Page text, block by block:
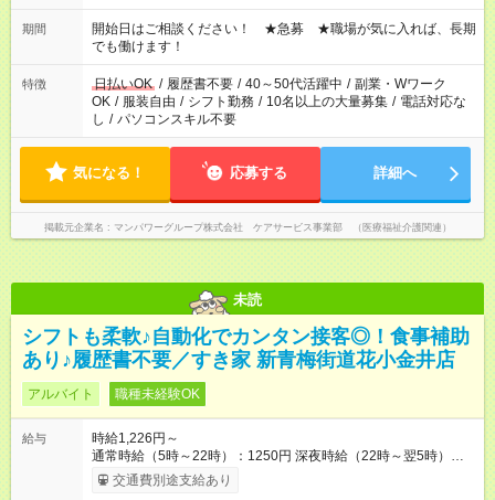
場合、他のお仕事と合わせ週40時間超の就業はご案内できませ
ん ※法令に基づき、週20時間以上勤務は社会保険への加入対象
となります ※労働者派遣法（日雇い派遣の原則禁止）により、
短時間・短期間の就業はご案内が難しい場合があります
期間
開始日はご相談ください！ ★急募 ★職場が気に入れば、長期
でも働けます！
特徴 日払いOK / 履歴書不要 / 40～50代活躍中 / 副業・Wワーク
OK / 服装自由 / シフト勤務 / 10名以上の大量募集 / 電話対応な
し / パソコンスキル不要
気になる！ 応募する 詳細へ
掲載元企業名 マンパワーグループ株式会社 ケアサービス事業部 （医療福祉介護関連）
未読
シフトも柔軟♪自動化でカンタン接客◎！食事補助
あり♪履歴書不要／すき家 新青梅街道花小金井店
アルバイト 職種未経験OK
給与
時給1,226円～
通常時給（5時～22時）：1250円 深夜時給（22時～翌5時）：
1563円 高校生時給：1226円 【特別手当】早朝手当（5：00-9：
00）時給+150円 【試用期間】試用期間あり 試用期間の長さ：1
交通費別途支給あり